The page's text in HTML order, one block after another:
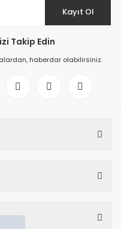
Kayıt Ol
Takip Edin
haberdar olabilirsiniz.